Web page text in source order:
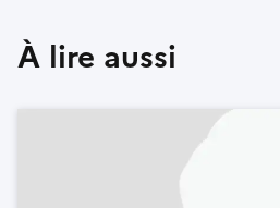
À lire aussi